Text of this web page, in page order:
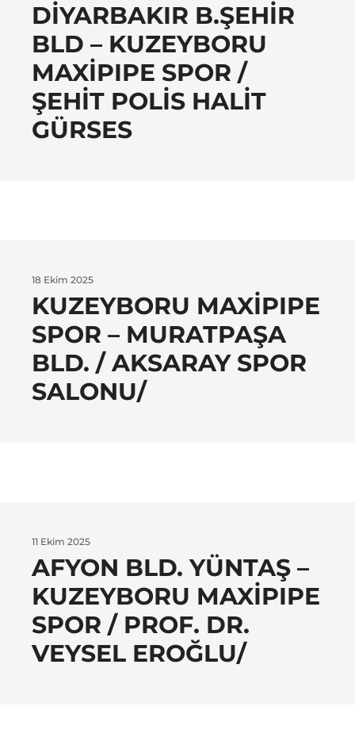
DIYARBAKIR B.ŞEHIR
BLD – KUZEYBORU
MAXIPIPE SPOR /
ŞEHIT POLIS HALIT
GÜRSES
18 Ekim 2025
KUZEYBORU MAXIPIPE
SPOR – MURATPAŞA
BLD. / AKSARAY SPOR
SALONU/
11 Ekim 2025
AFYON BLD. YÜNTAŞ –
KUZEYBORU MAXIPIPE
SPOR / PROF. DR.
VEYSEL EROĞLU/